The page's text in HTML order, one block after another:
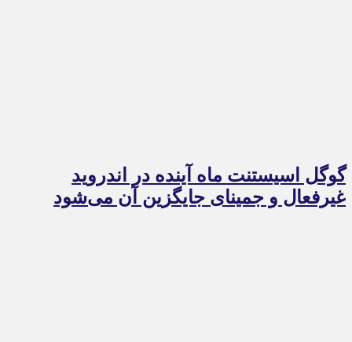
گوگل اسیستنت ماه آینده در اندروید
غیرفعال و جمینای جایگزین آن می‌شود